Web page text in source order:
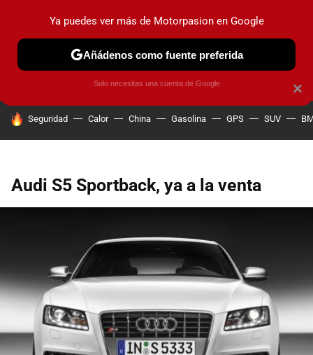
PRUEBAS COCHES ELÉCTRICOS OBSERVATORIO
HOY SE HABLA DE
Seguridad Calor China Gasolina GPS SUV
Audi S5 Sportback, ya a la venta
×
Ya puedes ver más de Motorpasion en Google
Añádenos como fuente preferida
Solo necesitas una cuenta de Google